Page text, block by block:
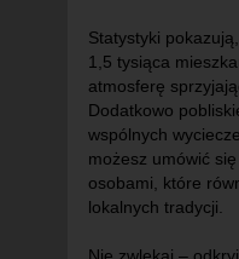
Statystyki
1,5 tysiąca
atmosferę
Dodatkowo
wspólnych
możesz umówić
osobami, które
lokalnych tradycji.